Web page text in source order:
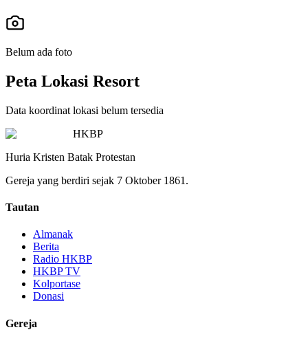
Belum ada foto
Peta Lokasi Resort
Data koordinat lokasi belum tersedia
HKBP
Huria Kristen Batak Protestan
Gereja yang berdiri sejak 7 Oktober 1861.
Tautan
Almanak
Berita
Radio HKBP
HKBP TV
Kolportase
Donasi
Gereja